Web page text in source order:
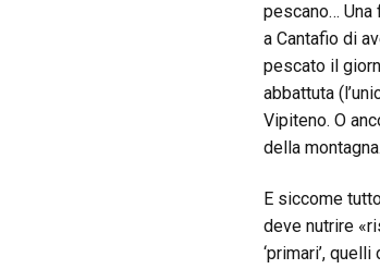
pescano…
a Cantafio di
pescato il
abbattuta
Vipiteno. O
della montagna.
E siccome
deve nutrire
‘primari’,